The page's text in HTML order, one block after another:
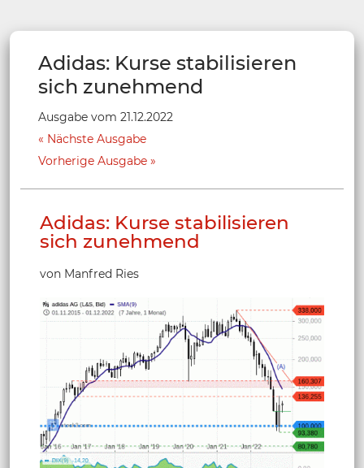
Adidas: Kurse stabilisieren
sich zunehmend
Ausgabe vom 21.12.2022
Nächste Ausgabe
Vorherige Ausgabe
Adidas: Kurse stabilisieren
sich zunehmend
von Manfred Ries